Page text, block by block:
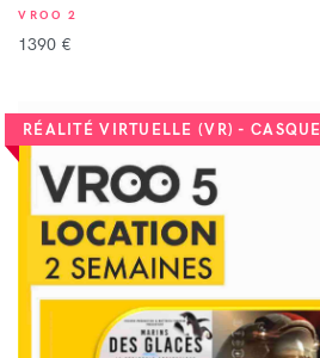
VROO 2
1390 €
RÉALITÉ VIRTUELLE (VR) -